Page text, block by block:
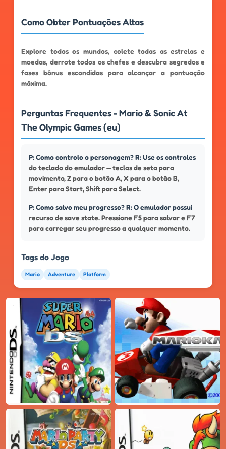
Como Obter Pontuações Altas
Explore todos os mundos, colete todas as estrelas e
moedas, derrote todos os chefes e descubra segredos e
fases bônus escondidas para alcançar a pontuação
máxima.
Perguntas Frequentes - Mario & Sonic At
The Olympic Games (eu)
P: Como controlo o personagem? R: Use os controles
do teclado do emulador — teclas de seta para
movimento, Z para o botão A, X para o botão B,
Enter para Start, Shift para Select.
P: Como salvo meu progresso? R: O emulador possui
recurso de save state. Pressione F5 para salvar e F7
para carregar seu progresso a qualquer momento.
Tags do Jogo
Mario Adventure Platform